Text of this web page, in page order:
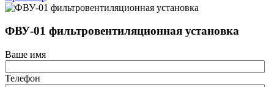
ФВУ-01 фильтровентиляционная установка
Ваше имя
Телефон